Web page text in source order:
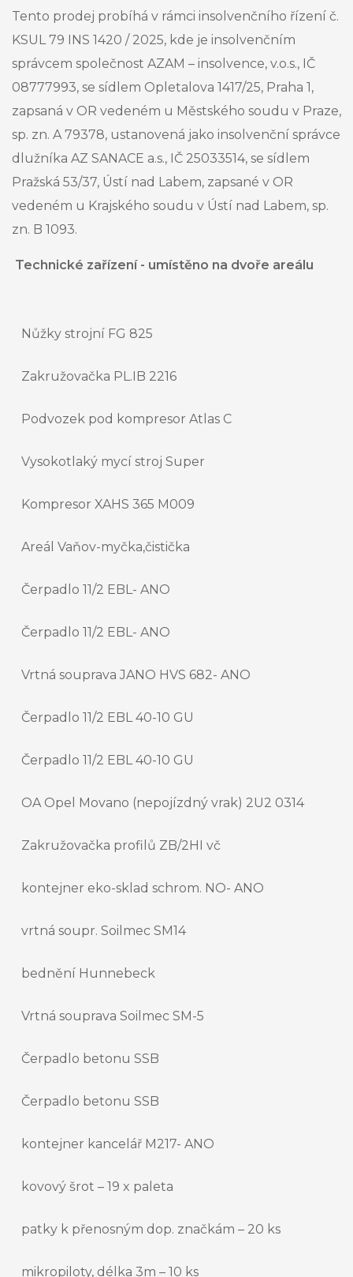
Tento prodej probíhá v rámci insolvenčního řízení č.
KSUL 79 INS 1420 / 2025, kde je insolvenčním
správcem společnost AZAM – insolvence, v.o.s., IČ
08777993, se sídlem Opletalova 1417/25, Praha 1,
zapsaná v OR vedeném u Městského soudu v Praze,
sp. zn. A 79378, ustanovená jako insolvenční správce
dlužníka AZ SANACE a.s., IČ 25033514, se sídlem
Pražská 53/37, Ústí nad Labem, zapsané v OR
vedeném u Krajského soudu v Ústí nad Labem, sp.
zn. B 1093.
Technické zařízení - umístěno na dvoře areálu
Nůžky strojní FG 825
Zakružovačka PL.IB 2216
Podvozek pod kompresor Atlas C
Vysokotlaký mycí stroj Super
Kompresor XAHS 365 M009
Areál Vaňov-myčka,čistička
Čerpadlo 11/2 EBL- ANO
Čerpadlo 11/2 EBL- ANO
Vrtná souprava JANO HVS 682- ANO
Čerpadlo 11/2 EBL 40-10 GU
Čerpadlo 11/2 EBL 40-10 GU
OA Opel Movano (nepojízdný vrak) 2U2 0314
Zakružovačka profilů ZB/2HI vč
kontejner eko-sklad schrom. NO- ANO
vrtná soupr. Soilmec SM14
bednění Hunnebeck
Vrtná souprava Soilmec SM-5
Čerpadlo betonu SSB
Čerpadlo betonu SSB
kontejner kancelář M217- ANO
kovový šrot – 19 x paleta
patky k přenosným dop. značkám – 20 ks
mikropiloty, délka 3m – 10 ks